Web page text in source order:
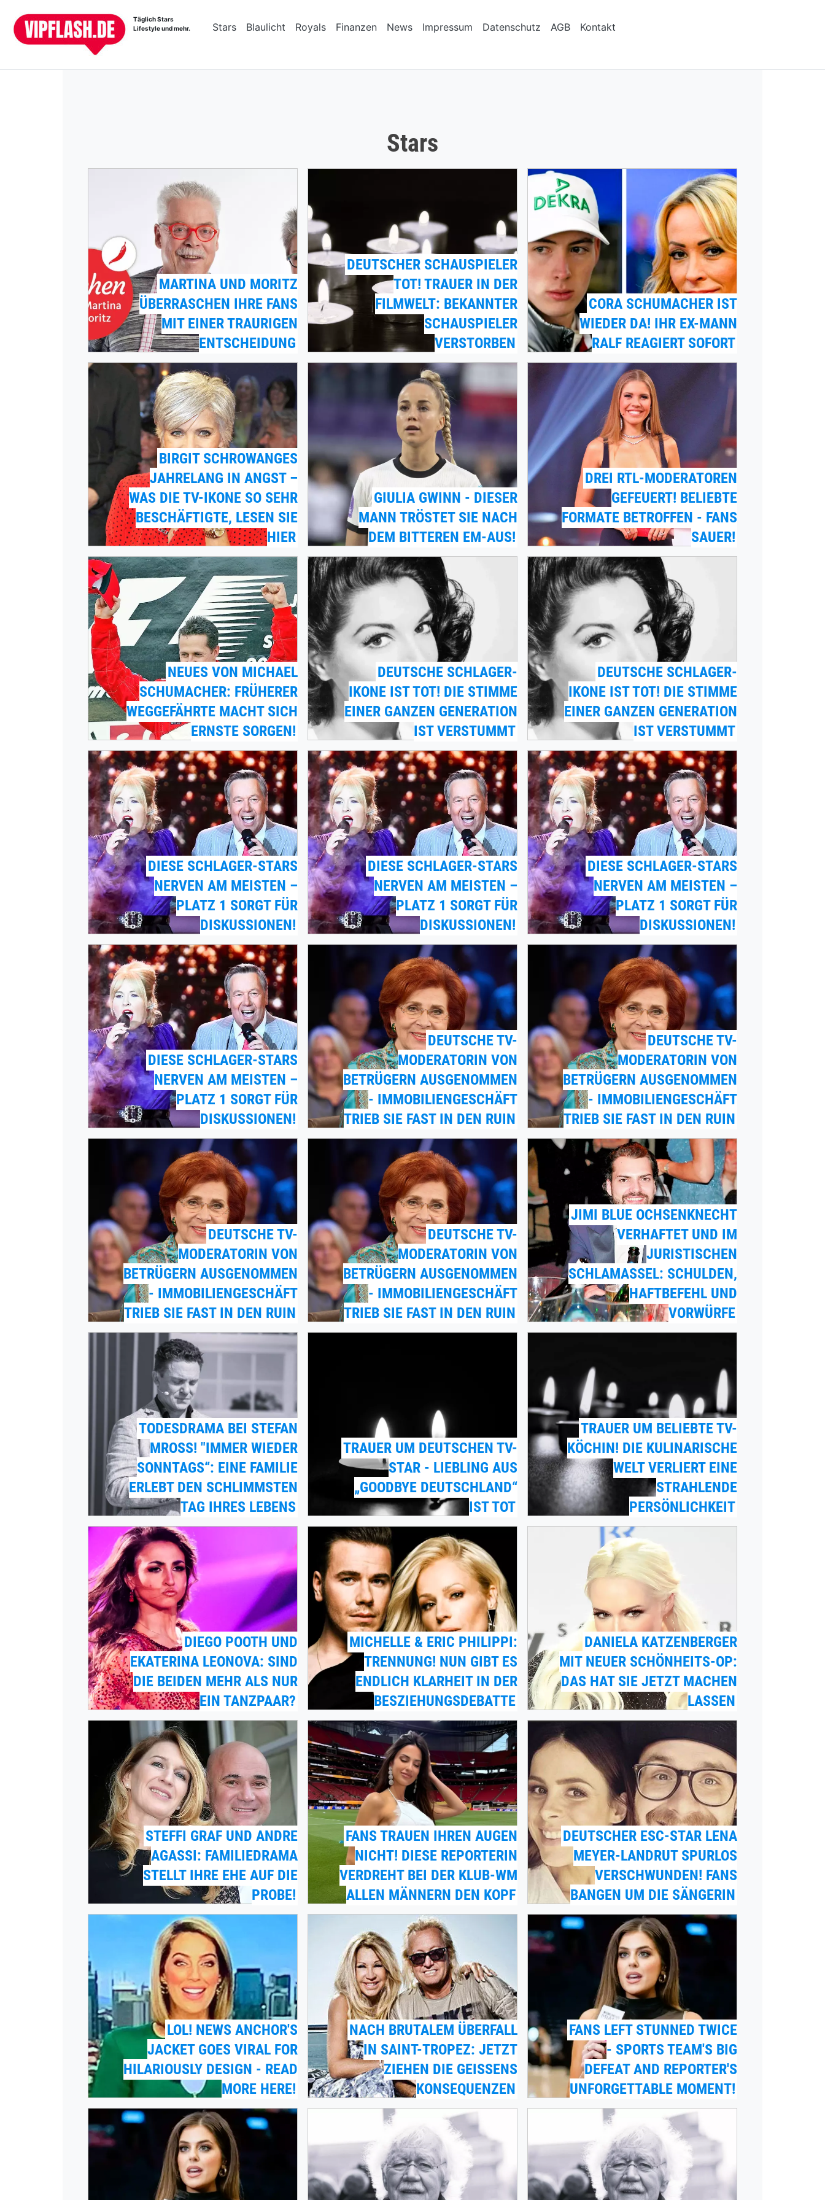
Täglich Stars
Lifestyle und mehr.
Stars Blaulicht Royals Finanzen News Impressum Datenschutz AGB Kontakt
Stars
MARTINA UND MORITZ
ÜBERRASCHEN IHRE FANS
MIT EINER TRAURIGEN
ENTSCHEIDUNG
DEUTSCHER SCHAUSPIELER
TOT! TRAUER IN DER
FILMWELT: BEKANNTER
SCHAUSPIELER
VERSTORBEN
CORA SCHUMACHER IST
WIEDER DA! IHR EX-MANN
RALF REAGIERT SOFORT
BIRGIT SCHROWANGES
JAHRELANG IN ANGST –
WAS DIE TV-IKONE SO SEHR
BESCHÄFTIGTE, LESEN SIE
HIER
GIULIA GWINN - DIESER
MANN TRÖSTET SIE NACH
DEM BITTEREN EM-AUS!
DREI RTL-MODERATOREN
GEFEUERT! BELIEBTE
FORMATE BETROFFEN - FANS
SAUER!
NEUES VON MICHAEL
SCHUMACHER: FRÜHERER
WEGGEFÄHRTE MACHT SICH
ERNSTE SORGEN!
DEUTSCHE SCHLAGER-
IKONE IST TOT! DIE STIMME
EINER GANZEN GENERATION
IST VERSTUMMT
DEUTSCHE SCHLAGER-
IKONE IST TOT! DIE STIMME
EINER GANZEN GENERATION
IST VERSTUMMT
DIESE SCHLAGER-STARS
NERVEN AM MEISTEN –
PLATZ 1 SORGT FÜR
DISKUSSIONEN!
DIESE SCHLAGER-STARS
NERVEN AM MEISTEN –
PLATZ 1 SORGT FÜR
DISKUSSIONEN!
DIESE SCHLAGER-STARS
NERVEN AM MEISTEN –
PLATZ 1 SORGT FÜR
DISKUSSIONEN!
DIESE SCHLAGER-STARS
NERVEN AM MEISTEN –
PLATZ 1 SORGT FÜR
DISKUSSIONEN!
DEUTSCHE TV-
MODERATORIN VON
BETRÜGERN AUSGENOMMEN
- IMMOBILIENGESCHÄFT
TRIEB SIE FAST IN DEN RUIN
DEUTSCHE TV-
MODERATORIN VON
BETRÜGERN AUSGENOMMEN
- IMMOBILIENGESCHÄFT
TRIEB SIE FAST IN DEN RUIN
DEUTSCHE TV-
MODERATORIN VON
BETRÜGERN AUSGENOMMEN
- IMMOBILIENGESCHÄFT
TRIEB SIE FAST IN DEN RUIN
DEUTSCHE TV-
MODERATORIN VON
BETRÜGERN AUSGENOMMEN
- IMMOBILIENGESCHÄFT
TRIEB SIE FAST IN DEN RUIN
JIMI BLUE OCHSENKNECHT
VERHAFTET UND IM
JURISTISCHEN
SCHLAMASSEL: SCHULDEN,
HAFTBEFEHL UND
VORWÜRFE
TODESDRAMA BEI STEFAN
MROSS! "IMMER WIEDER
SONNTAGS“: EINE FAMILIE
ERLEBT DEN SCHLIMMSTEN
TAG IHRES LEBENS
TRAUER UM DEUTSCHEN TV-
STAR - LIEBLING AUS
„GOODBYE DEUTSCHLAND“
IST TOT
TRAUER UM BELIEBTE TV-
KÖCHIN! DIE KULINARISCHE
WELT VERLIERT EINE
STRAHLENDE
PERSÖNLICHKEIT
DIEGO POOTH UND
EKATERINA LEONOVA: SIND
DIE BEIDEN MEHR ALS NUR
EIN TANZPAAR?
MICHELLE & ERIC PHILIPPI:
TRENNUNG! NUN GIBT ES
ENDLICH KLARHEIT IN DER
BESZIEHUNGSDEBATTE
DANIELA KATZENBERGER
MIT NEUER SCHÖNHEITS-OP:
DAS HAT SIE JETZT MACHEN
LASSEN
STEFFI GRAF UND ANDRE
AGASSI: FAMILIEDRAMA
STELLT IHRE EHE AUF DIE
PROBE!
FANS TRAUEN IHREN AUGEN
NICHT! DIESE REPORTERIN
VERDREHT BEI DER KLUB-WM
ALLEN MÄNNERN DEN KOPF
DEUTSCHER ESC-STAR LENA
MEYER-LANDRUT SPURLOS
VERSCHWUNDEN! FANS
BANGEN UM DIE SÄNGERIN
LOL! NEWS ANCHOR'S
JACKET GOES VIRAL FOR
HILARIOUSLY DESIGN - READ
MORE HERE!
NACH BRUTALEM ÜBERFALL
IN SAINT-TROPEZ: JETZT
ZIEHEN DIE GEISSENS
KONSEQUENZEN
FANS LEFT STUNNED TWICE
- SPORTS TEAM'S BIG
DEFEAT AND REPORTER'S
UNFORGETTABLE MOMENT!